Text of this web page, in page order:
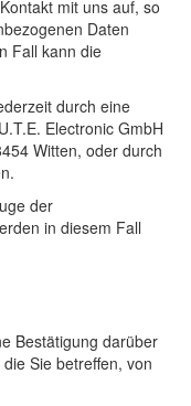
mit uns auf, so
Daten
Fall kann die
durch eine
Electronic GmbH
Witten, oder durch
der
in diesem Fall
Bestätigung darüber
Sie betreffen, von